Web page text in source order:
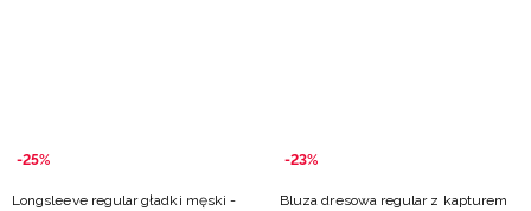
-25%
Longsleeve regular gładki męski -
-23%
Bluza dresowa regular z kapturem